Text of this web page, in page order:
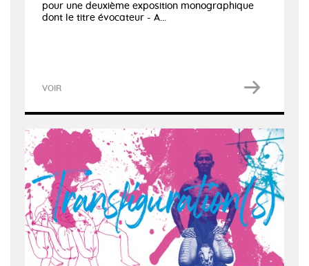
pour une deuxième exposition monographique
dont le titre évocateur - A...
VOIR